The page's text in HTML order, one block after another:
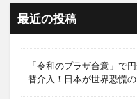
最近の投稿
「令和のプラザ合意」で
替介入！日本が世界恐慌